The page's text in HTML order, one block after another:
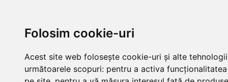
Folosim cookie-uri
Acest site web folosește cookie-uri și alte
următoarele scopuri: pentru a activa